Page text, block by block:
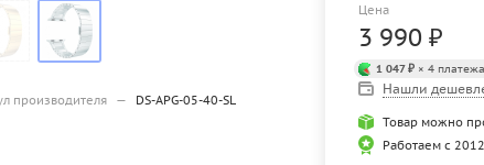
производителя — DS-APG-05-40-SL
Цена
3 990 ₽
1 047 ₽ × 4
Нашли
Товар можно
Работаем с